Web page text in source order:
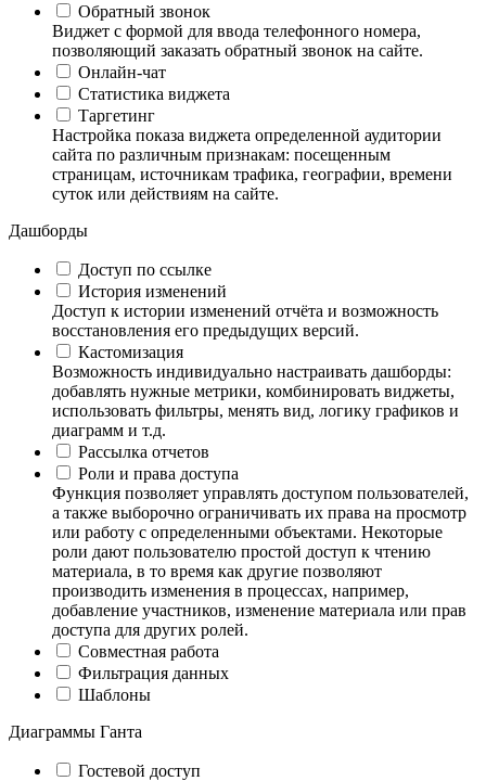
Обратный звонок
Виджет с формой для ввода телефонного номера,
позволяющий заказать обратный звонок на сайте.
Онлайн-чат
Статистика виджета
Таргетинг
Настройка показа виджета определенной аудитории
сайта по различным признакам: посещенным
страницам, источникам трафика, географии, времени
суток или действиям на сайте.
Дашборды
Доступ по ссылке
История изменений
Доступ к истории изменений отчёта и возможность
восстановления его предыдущих версий.
Кастомизация
Возможность индивидуально настраивать дашборды:
добавлять нужные метрики, комбинировать виджеты,
использовать фильтры, менять вид, логику графиков и
диаграмм и т.д.
Рассылка отчетов
Роли и права доступа
Функция позволяет управлять доступом пользователей,
а также выборочно ограничивать их права на просмотр
или работу с определенными объектами. Некоторые
роли дают пользователю простой доступ к чтению
материала, в то время как другие позволяют
производить изменения в процессах, например,
добавление участников, изменение материала или прав
доступа для других ролей.
Совместная работа
Фильтрация данных
Шаблоны
Диаграммы Ганта
Гостевой доступ